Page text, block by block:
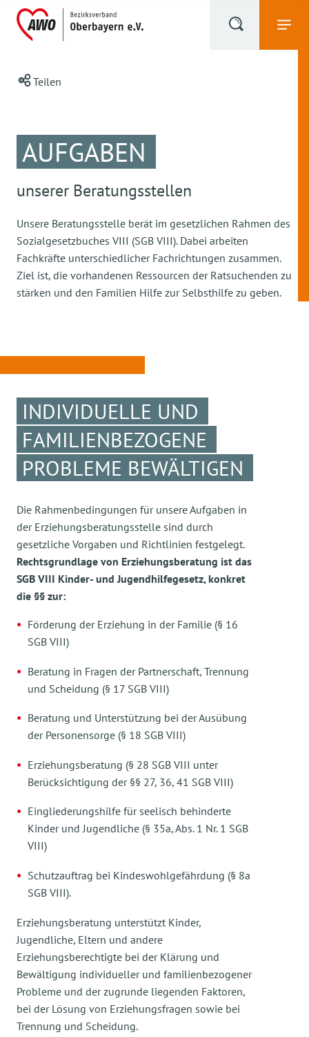
Teilen
AUFGABEN
unserer Beratungsstellen
Unsere Beratungsstelle berät im gesetzlichen Rahmen des
Sozialgesetzbuches VIII (SGB VIII). Dabei arbeiten
Fachkräfte unterschiedlicher Fachrichtungen zusammen.
Ziel ist, die vorhandenen Ressourcen der Ratsuchenden zu
stärken und den Familien Hilfe zur Selbsthilfe zu geben.
INDIVIDUELLE UND
FAMILIENBEZOGENE
PROBLEME BEWÄLTIGEN
Die Rahmenbedingungen für unsere Aufgaben in
der Erziehungsberatungsstelle sind durch
gesetzliche Vorgaben und Richtlinien festgelegt.
Rechtsgrundlage von Erziehungsberatung ist das
SGB VIII Kinder- und Jugendhilfegesetz, konkret
die §§ zur:
Förderung der Erziehung in der Familie (§ 16
SGB VIII)
Beratung in Fragen der Partnerschaft, Trennung
und Scheidung (§ 17 SGB VIII)
Beratung und Unterstützung bei der Ausübung
der Personensorge (§ 18 SGB VIII)
Erziehungsberatung (§ 28 SGB VIII unter
Berücksichtigung der §§ 27, 36, 41 SGB VIII)
Eingliederungshilfe für seelisch behinderte
Kinder und Jugendliche (§ 35a, Abs. 1 Nr. 1 SGB
VIII)
Schutzauftrag bei Kindeswohlgefährdung (§ 8a
SGB VIII).
Erziehungsberatung unterstützt Kinder,
Jugendliche, Eltern und andere
Erziehungsberechtigte bei der Klärung und
Bewältigung individueller und familienbezogener
Probleme und der zugrunde liegenden Faktoren,
bei der Lösung von Erziehungsfragen sowie bei
Trennung und Scheidung.